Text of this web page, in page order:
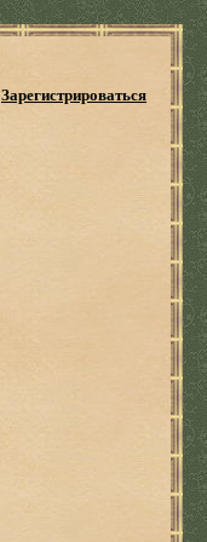
Зарегистрироваться